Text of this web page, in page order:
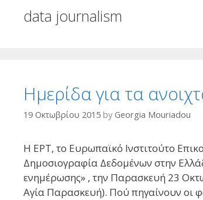
data journalism
Ημερίδα για τα
19 Οκτωβρίου 2015 by Georgia Mouriadou
Η ΕΡΤ, τo Ευρωπαϊκό Ινστιτούτο
Δημοσιογραφία Δεδομένων στην
ενημέρωσης» , την Παρασκευή 23
Αγία Παρασκευή). Πού πηγαίνουν οι